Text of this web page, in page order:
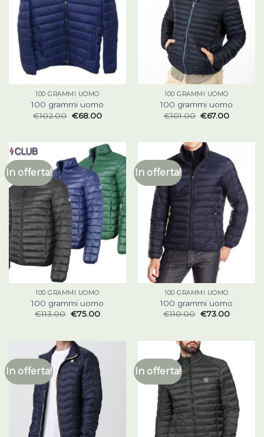
100 GRAMMI UOMO
100 grammi uomo
€102.00 €68.00
100 GRAMMI UOMO
100 grammi uomo
€101.00 €67.00
In offerta!
100 GRAMMI UOMO
100 grammi uomo
€113.00 €75.00
In offerta!
100 GRAMMI UOMO
100 grammi uomo
€110.00 €73.00
In offerta! In offerta!